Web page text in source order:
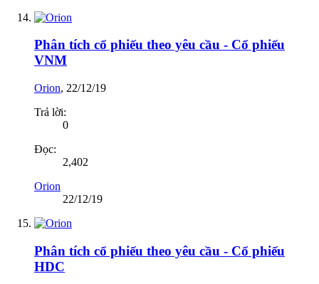
Phân tích cổ phiếu theo yêu cầu - Cổ phiếu
VNM
Orion, 22/12/19
Trả lời:
0
Đọc:
2,402
Orion
22/12/19
Phân tích cổ phiếu theo yêu cầu - Cổ phiếu
HDC